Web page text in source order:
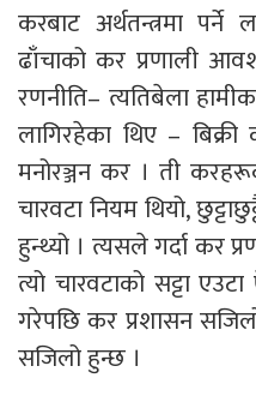
करबाट अर्थतन्त्रमा
ढाँचाको कर प्रणाली
रणनीति– त्यतिबेला
लागिरहेका थिए –
मनोरञ्जन कर । ती
चारवटा नियम थियो,
हुन्थ्यो । त्यसले गर्दा कर
त्यो चारवटाको सट्टा
गरेपछि कर प्रशासन
सजिलो हुन्छ ।